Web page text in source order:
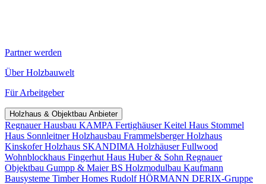
Partner werden
Über Holzbauwelt
Für Arbeitgeber
Holzhaus & Objektbau Anbieter
Regnauer Hausbau KAMPA FertighäuserKeitel Haus Stommel
Haus Sonnleitner Holzhausbau Frammelsberger Holzhaus
Kinskofer Holzhaus SKANDIMA HolzhäuserFullwood
Wohnblockhaus Fingerhut Haus Huber & Sohn Regnauer
Objektbau Gumpp & MaierBS Holzmodulbau Kaufmann
Bausysteme Timber Homes Rudolf HÖRMANN DERIX-Gruppe